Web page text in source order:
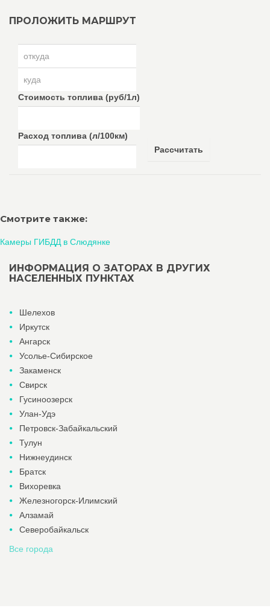
ПРОЛОЖИТЬ МАРШРУТ
Стоимость топлива (руб/1л)
Расход топлива (л/100км)
Рассчитать
Смотрите также:
Камеры ГИБДД в Слюдянке
ИНФОРМАЦИЯ О ЗАТОРАХ В ДРУГИХ
НАСЕЛЕННЫХ ПУНКТАХ
Шелехов
Иркутск
Ангарск
Усолье-Сибирское
Закаменск
Свирск
Гусиноозерск
Улан-Удэ
Петровск-Забайкальский
Тулун
Нижнеудинск
Братск
Вихоревка
Железногорск-Илимский
Алзамай
Северобайкальск
Все города